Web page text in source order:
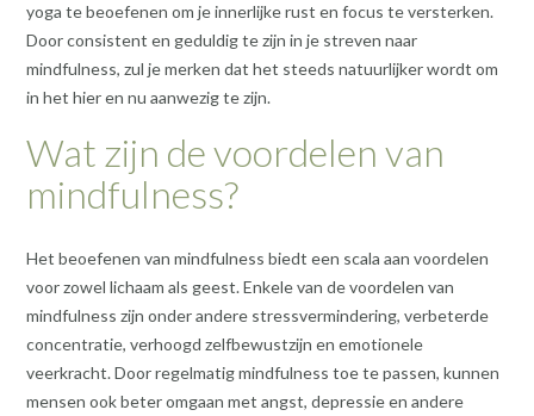
yoga te beoefenen om je innerlijke rust en focus te versterken.
Door consistent en geduldig te zijn in je streven naar
mindfulness, zul je merken dat het steeds natuurlijker wordt om
in het hier en nu aanwezig te zijn.
Wat zijn de voordelen van
mindfulness?
Het beoefenen van mindfulness biedt een scala aan voordelen
voor zowel lichaam als geest. Enkele van de voordelen van
mindfulness zijn onder andere stressvermindering, verbeterde
concentratie, verhoogd zelfbewustzijn en emotionele
veerkracht. Door regelmatig mindfulness toe te passen, kunnen
mensen ook beter omgaan met angst, depressie en andere